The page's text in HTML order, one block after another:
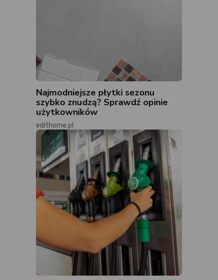
Najmodniejsze płytki sezonu
szybko znudzą? Sprawdź opinie
użytkowników
edithome.pl